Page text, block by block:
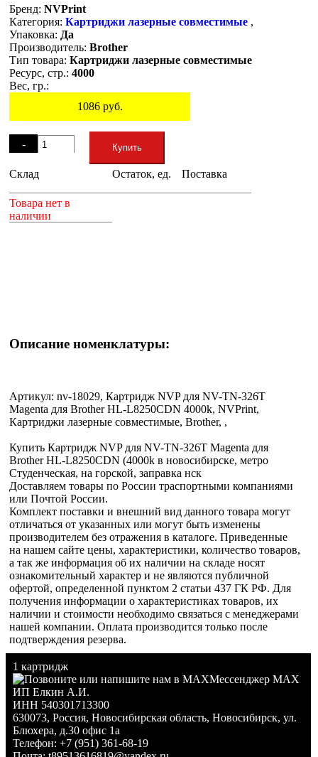
Бренд: NVPrint
Категория: Картриджи лазерные совместимые ,
Упаковка: Да
Производитель: Brother
Тип товара: Картриджи лазерные совместимые
Ресурс, стр.: 4000
Вес, гр.:
1086руб.
-
+
Купить
Склад Остаток, ед. Поставка
Товара нет в
наличии
Описание номенклатуры:
Артикул: nv-18029, Картридж NVP для NV-TN-326T
Magenta для Brother HL-L8250CDN 4000k, NVPrint,
Картриджи лазерные совместимые, Brother, ,
Купить Картридж NVP для NV-TN-326T Magenta для
Brother HL-L8250CDN (4000k в новосибирске, метро
Студенческая, на горской, заправка нск
Доставляем товары по России траспортными компаниями
или Почтой России.
Комплект поставки и внешний вид данного товара могут
отличаться от указанных или могут быть изменены
производителем без отражения в каталоге. Приведенные
на нашем сайте цены, характеристики, количество товаров,
а так же информация об их наличии на складе носят
ознакомительный характер и не являются публичной
офертой, определенной пунктом 2 статьи 437 ГК РФ. Для
получения информации о характеристиках товаров, их
наличии и стоимости необходимо связаться с менеджерами
нашей компании. Оплата производится только после
подтверждения резерва.
1 картридж
Мессенджер MAX
ИП Елкин А.И.
ИНН 540301713300
630073, Россия, Новосибирская область, Новосибирск, ул.
Блюхера, д.30 офис 1а
Телефон: +7 (951) 361-68-19